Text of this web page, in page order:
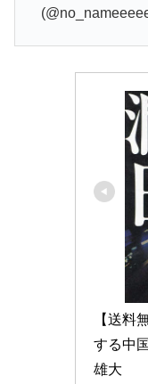
【送料
する中
雄大